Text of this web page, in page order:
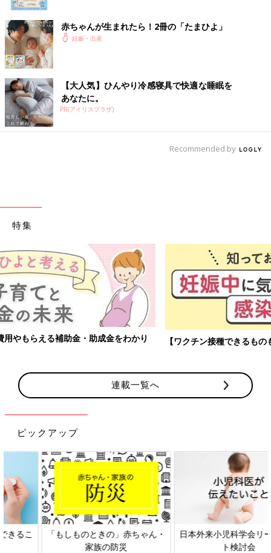
赤ちゃんが生まれたら！2冊の「たまひよ」
妊娠・出産
【大人気】ひんやり冷感寝具で快適な睡眠を
あなたに。
PR(アイリスプラザ)
Recommended by
特集
【ワクチン接種できるものも】妊婦の感染症対策、知っておいて！
連載一覧へ
ピックアップ
日本外来小児科学会リーフレッ
ト検討会
六星占術 細木かおりさんの人生